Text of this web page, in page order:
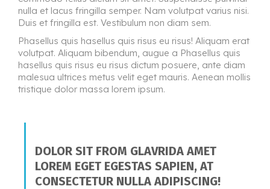
nulla et lacus fringilla semper. Nam volutpat varius nisi.
Duis et fringilla est. Vestibulum non diam sem.
Phasellus quis hasellus quis risus eu risus! Aliquam erat
volutpat. Aliquam bibendum, augue a Phasellus quis
hasellus quis risus eu risus dictum posuere, ante diam
malesua ultrices metus velit eget mauris. Aenean mollis
tristique dolor massa lorem ipsum.
DOLOR SIT FROM GLAVRIDA AMET
LOREM EGET EGESTAS SAPIEN, AT
CONSECTETUR NULLA ADIPISCING!